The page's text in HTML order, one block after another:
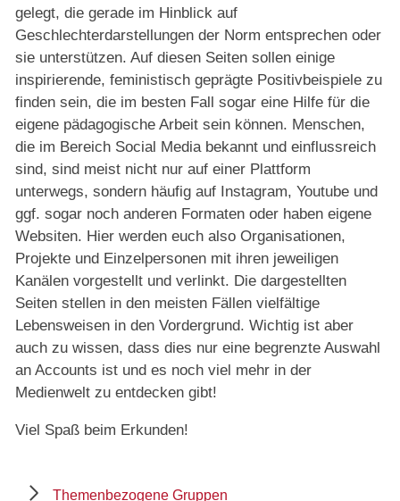
gelegt, die gerade im Hinblick auf
Geschlechterdarstellungen der Norm entsprechen oder
sie unterstützen. Auf diesen Seiten sollen einige
inspirierende, feministisch geprägte Positivbeispiele zu
finden sein, die im besten Fall sogar eine Hilfe für die
eigene pädagogische Arbeit sein können. Menschen,
die im Bereich Social Media bekannt und einflussreich
sind, sind meist nicht nur auf einer Plattform
unterwegs, sondern häufig auf Instagram, Youtube und
ggf. sogar noch anderen Formaten oder haben eigene
Websiten. Hier werden euch also Organisationen,
Projekte und Einzelpersonen mit ihren jeweiligen
Kanälen vorgestellt und verlinkt. Die dargestellten
Seiten stellen in den meisten Fällen vielfältige
Lebensweisen in den Vordergrund. Wichtig ist aber
auch zu wissen, dass dies nur eine begrenzte Auswahl
an Accounts ist und es noch viel mehr in der
Medienwelt zu entdecken gibt!
Viel Spaß beim Erkunden!
Themenbezogene Gruppen